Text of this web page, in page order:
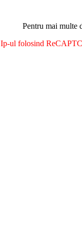
Pentru mai multe
ul folosind